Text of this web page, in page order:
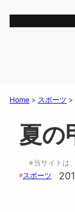
Home > スポーツ >
夏の
※当サイトは
#スポーツ